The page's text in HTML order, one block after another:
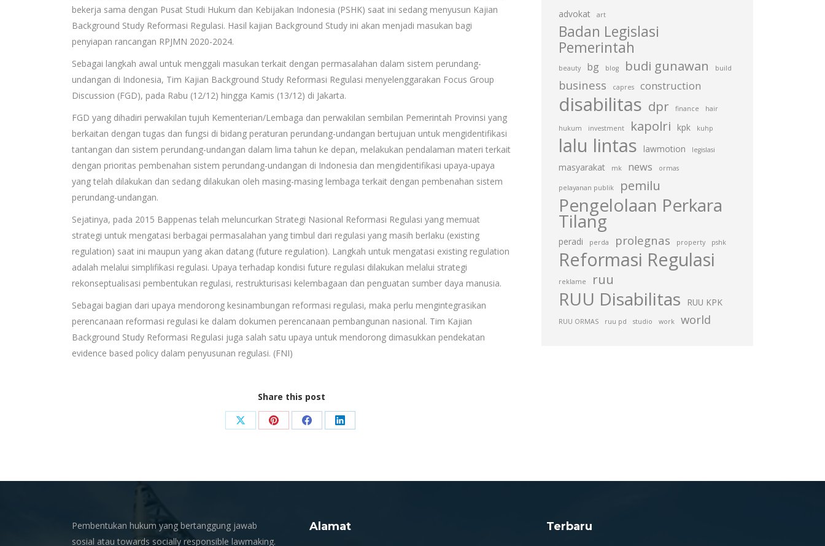
bekerja sama dengan Pusat Studi Hukum dan Kebijakan Indonesia (PSHK) saat ini sedang menyusun Kajian
Background Study Reformasi Regulasi. Hasil kajian Background Study ini akan menjadi masukan bagi
penyiapan rancangan RPJMN 2020-2024.
Sebagai langkah awal untuk menggali masukan terkait dengan permasalahan dalam sistem perundang-
undangan di Indonesia, Tim Kajian Background Study Reformasi Regulasi menyelenggarakan Focus Group
Discussion (FGD), pada Rabu (12/12) hingga Kamis (13/12) di Jakarta.
FGD yang dihadiri perwakilan tujuh Kementerian/Lembaga dan perwakilan sembilan Pemerintah Provinsi yang
berkaitan dengan tugas dan fungsi di bidang peraturan perundang-undangan bertujuan untuk mengidentifikasi
tantangan dan sistem perundang-undangan dalam lima tahun ke depan, melakukan pendalaman materi terkait
dengan prioritas pembenahan sistem perundang-undangan di Indonesia dan mengidentifikasi upaya-upaya
yang telah dilakukan dan sedang dilakukan oleh masing-masing lembaga terkait dengan pembenahan sistem
perundang-undangan.
Sejatinya, pada 2015 Bappenas telah meluncurkan Strategi Nasional Reformasi Regulasi yang memuat
strategi untuk mengatasi berbagai permasalahan yang timbul dari regulasi yang masih berlaku (existing
regulation) saat ini maupun yang akan datang (future regulation). Langkah untuk mengatasi existing regulation
adalah melalui simplifikasi regulasi. Upaya terhadap kondisi future regulasi dilakukan melalui strategi
rekonseptualisasi pembentukan regulasi, restrukturisasi kelembagaan dan penguatan sumber daya manusia.
Sebagai bagian dari upaya mendorong kesinambungan reformasi regulasi, maka perlu mengintegrasikan
perencanaan reformasi regulasi ke dalam dokumen perencanaan pembangunan nasional. Tim Kajian
Background Study Reformasi Regulasi juga salah satu upaya untuk mendorong dimasukkan pendekatan
evidence based policy dalam penyusunan regulasi. (FNI)
Share this post
Share Share Share Share
advokat art
Badan Legislasi
Pemerintah
beauty bg blog budi gunawan build
business capres construction
disabilitas dpr finance hair
hukum investment kapolri kpk kuhp
lalu lintas lawmotion legislasi
masyarakat mk news ormas
pelayanan publik pemilu
Pengelolaan Perkara
Tilang
peradi perda prolegnas property pshk
Reformasi Regulasi
reklame ruu
RUU Disabilitas RUU KPK
RUU ORMAS ruu pd studio work world
Pembentukan hukum yang bertanggung jawab
sosial atau towards socially responsible lawmaking.
Alamat Terbaru